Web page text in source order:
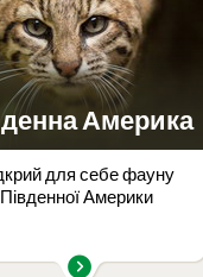
Америка
для себе фауну
Південної Америки